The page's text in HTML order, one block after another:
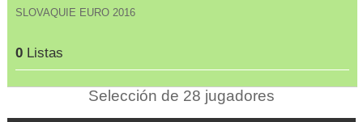
SLOVAQUIE EURO 2016
0Listas
Selección de 28 jugadores